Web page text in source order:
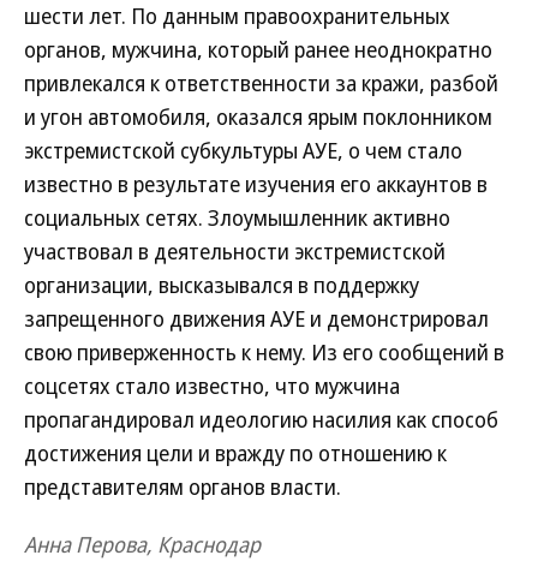
шести лет. По данным правоохранительных
органов, мужчина, который ранее неоднократно
привлекался к ответственности за кражи, разбой
и угон автомобиля, оказался ярым поклонником
экстремистской субкультуры АУЕ, о чем стало
известно в результате изучения его аккаунтов в
социальных сетях. Злоумышленник активно
участвовал в деятельности экстремистской
организации, высказывался в поддержку
запрещенного движения АУЕ и демонстрировал
свою приверженность к нему. Из его сообщений в
соцсетях стало известно, что мужчина
пропагандировал идеологию насилия как способ
достижения цели и вражду по отношению к
представителям органов власти.
Анна Перова, Краснодар